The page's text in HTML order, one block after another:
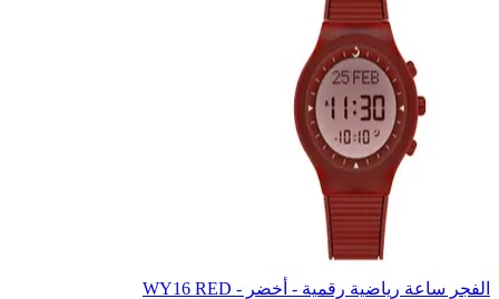
الفجر ساعة رياضية رقمية - أخضر - WY16 RED